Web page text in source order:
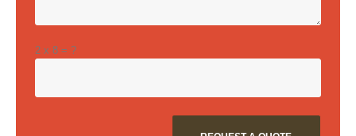
2 x 8 = ?